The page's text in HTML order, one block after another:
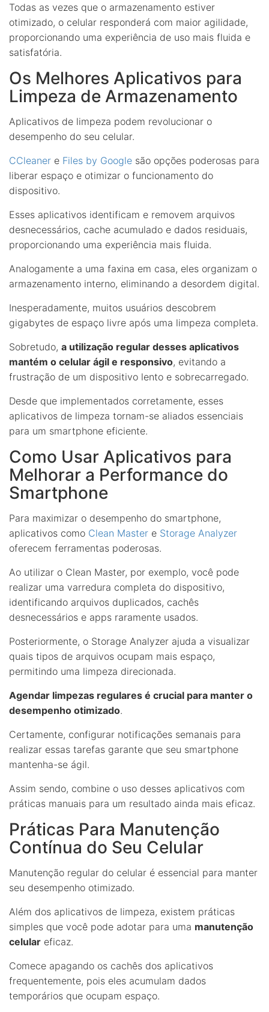
Todas as vezes que o armazenamento estiver
otimizado, o celular responderá com maior agilidade,
proporcionando uma experiência de uso mais fluida e
satisfatória.
Os Melhores Aplicativos para
Limpeza de Armazenamento
Aplicativos de limpeza podem revolucionar o
desempenho do seu celular.
CCleaner e Files by Google são opções poderosas para
liberar espaço e otimizar o funcionamento do
dispositivo.
Esses aplicativos identificam e removem arquivos
desnecessários, cache acumulado e dados residuais,
proporcionando uma experiência mais fluida.
Analogamente a uma faxina em casa, eles organizam o
armazenamento interno, eliminando a desordem digital.
Inesperadamente, muitos usuários descobrem
gigabytes de espaço livre após uma limpeza completa.
Sobretudo, a utilização regular desses aplicativos
mantém o celular ágil e responsivo, evitando a
frustração de um dispositivo lento e sobrecarregado.
Desde que implementados corretamente, esses
aplicativos de limpeza tornam-se aliados essenciais
para um smartphone eficiente.
Como Usar Aplicativos para
Melhorar a Performance do
Smartphone
Para maximizar o desempenho do smartphone,
aplicativos como Clean Master e Storage Analyzer
oferecem ferramentas poderosas.
Ao utilizar o Clean Master, por exemplo, você pode
realizar uma varredura completa do dispositivo,
identificando arquivos duplicados, cachês
desnecessários e apps raramente usados.
Posteriormente, o Storage Analyzer ajuda a visualizar
quais tipos de arquivos ocupam mais espaço,
permitindo uma limpeza direcionada.
Agendar limpezas regulares é crucial para manter o
desempenho otimizado.
Certamente, configurar notificações semanais para
realizar essas tarefas garante que seu smartphone
mantenha-se ágil.
Assim sendo, combine o uso desses aplicativos com
práticas manuais para um resultado ainda mais eficaz.
Práticas Para Manutenção
Contínua do Seu Celular
Manutenção regular do celular é essencial para manter
seu desempenho otimizado.
Além dos aplicativos de limpeza, existem práticas
simples que você pode adotar para uma manutenção
celular eficaz.
Comece apagando os cachês dos aplicativos
frequentemente, pois eles acumulam dados
temporários que ocupam espaço.